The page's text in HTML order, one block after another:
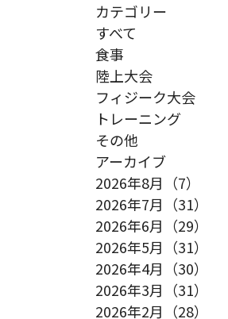
カテゴリー
すべて
食事
陸上大会
フィジーク大会
トレーニング
その他
アーカイブ
2026年8月（7）
2026年7月（31）
2026年6月（29）
2026年5月（31）
2026年4月（30）
2026年3月（31）
2026年2月（28）